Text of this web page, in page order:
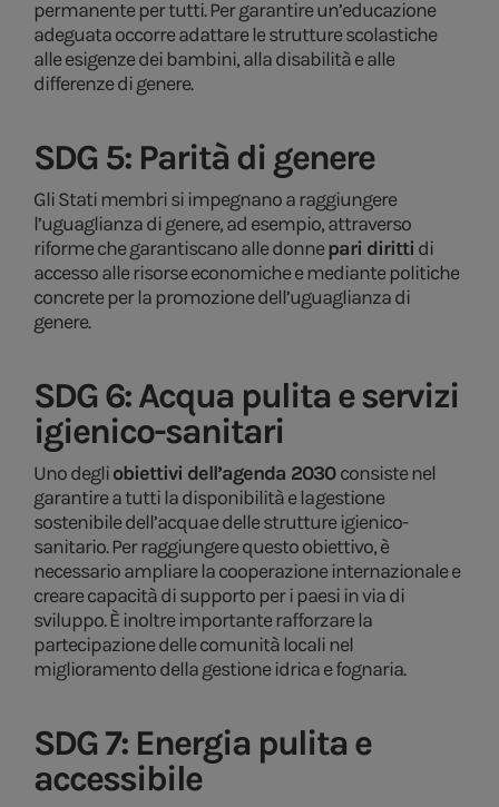
permanente per tutti. Per garantire un’educazione
adeguata occorre adattare le strutture scolastiche
alle esigenze dei bambini, alla disabilità e alle
differenze di genere.
SDG 5: Parità di genere
Gli Stati membri si impegnano a raggiungere
l’uguaglianza di genere, ad esempio, attraverso
riforme che garantiscano alle donnepari diritti di
accesso alle risorse economiche e mediante politiche
concrete per la promozione dell’uguaglianza di
genere.
SDG 6: Acqua pulita e servizi
igienico-sanitari
Uno degliobiettivi dell’agenda 2030consiste nel
garantire a tutti la disponibilità e la gestione
sostenibile dell’acqua e delle strutture igienico-
sanitario. Per raggiungere questo obiettivo, è
necessario ampliare la cooperazione internazionale e
creare capacità di supporto per i paesi in via di
sviluppo. È inoltre importante rafforzare la
partecipazione delle comunità locali nel
miglioramento della gestione idrica e fognaria.
SDG 7: Energia pulita e
accessibile